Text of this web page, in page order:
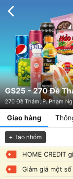
GS25 - 270 Đề
270 Đề Thám, P. Phạm
Giao hàng
+ Tạo nhóm
HOME CREDIT
Giảm giá một